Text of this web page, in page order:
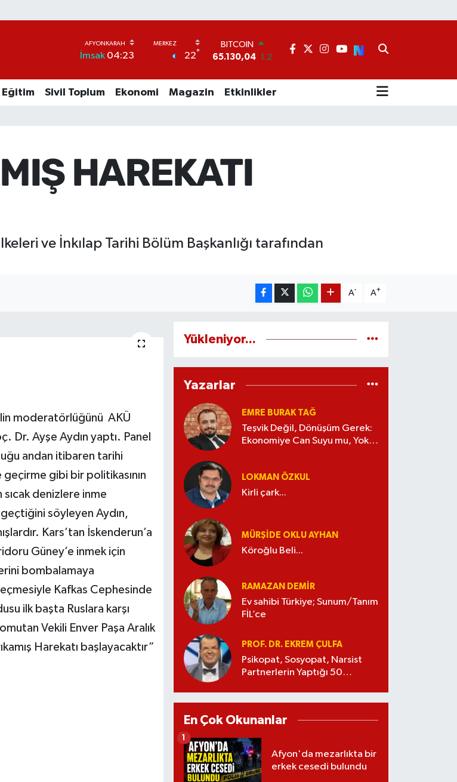
İmsak04:23 22°
DOLAR
47,7436 0.18
55,2510
0.32
13.773 -19
Eğitim Sivil Toplum Ekonomi Magazin Etkinlikler
HAREKATI
ve İnkılap Tarihi Bölüm Başkanlığı tarafından
A- A+
moderatörlüğünü AKÜ
Dr. Ayşe Aydın yaptı. Panel
andan itibaren tarihi
gibi bir politikasının
denizlere inme
söyleyen Aydın,
Kars’tan İskenderun’a
Güney’e inmek için
bombalamaya
geçmesiyle Kafkas Cephesinde
ilk başta Ruslara karşı
Vekili Enver Paşa Aralık
Harekatı başlayacaktır”
Yükleniyor...
Yazarlar
EMRE BURAK TAĞ
Teşvik Değil, Dönüşüm Gerek:
Ekonomiye Can Suyu mu, Yoksa
LOKMAN ÖZKUL
Kirli çark...
MÜRŞIDE OKLU AYHAN
Köroğlu Beli...
RAMAZAN DEMİR
Ev sahibi Türkiye; Sunum/Tanım
FİL’ce
PROF. DR. EKREM ÇULFA
Psikopat, Sosyopat, Narsist
Partnerlerin Yaptığı 50
En Çok Okunanlar
Afyon'da mezarlıkta bir
erkek cesedi bulundu
1